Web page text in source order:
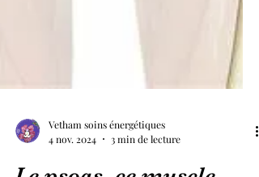
4 nov. 2024
3 min de lecture